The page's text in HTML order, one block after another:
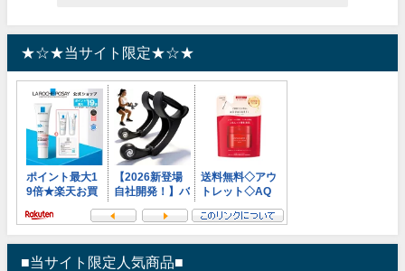
★☆★当サイト限定★☆★
■当サイト限定人気商品■